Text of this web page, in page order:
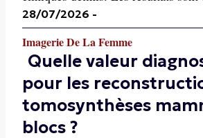
28/07/2026 -
Imagerie De La Femme
Quelle valeur
pour les
tomosynthèses
blocs ?